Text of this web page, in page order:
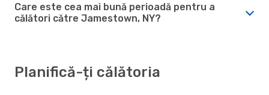
Care este cea mai bună perioadă pentru a
călători către Jamestown, NY?
Planifică-ți călătoria